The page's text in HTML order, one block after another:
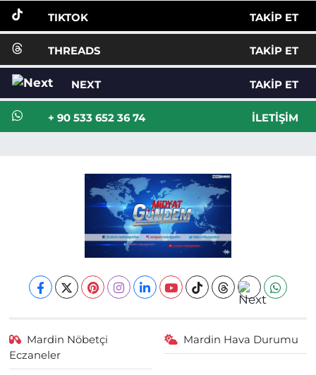
TIKTOK TAKIP ET
THREADS TAKIP ET
NEXT TAKIP ET
+ 90 533 652 36 74 İLETIŞIM
Mardin Nöbetçi
Eczaneler
Mardin Hava Durumu